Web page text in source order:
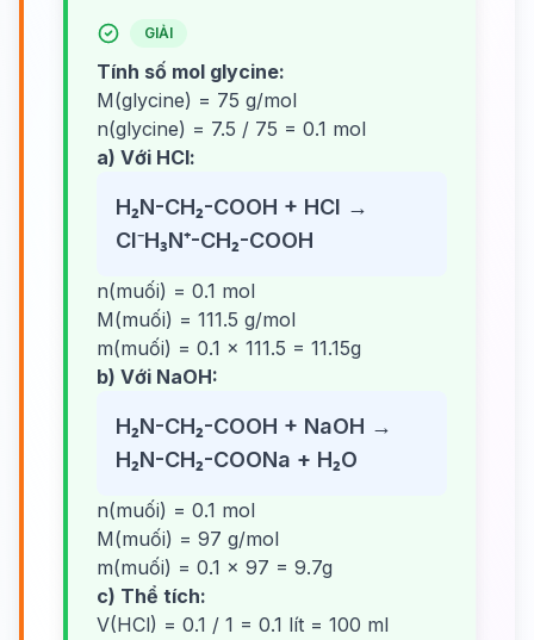
GIẢI
Tính số mol glycine:
M(glycine) = 75 g/mol
n(glycine) = 7.5 / 75 = 0.1 mol
a) Với HCl:
H₂N-CH₂-COOH + HCl →
Cl⁻H₃N⁺-CH₂-COOH
n(muối) = 0.1 mol
M(muối) = 111.5 g/mol
m(muối) = 0.1 × 111.5 = 11.15g
b) Với NaOH:
H₂N-CH₂-COOH + NaOH →
H₂N-CH₂-COONa + H₂O
n(muối) = 0.1 mol
M(muối) = 97 g/mol
m(muối) = 0.1 × 97 = 9.7g
c) Thể tích:
V(HCl) = 0.1 / 1 = 0.1 lít = 100 ml